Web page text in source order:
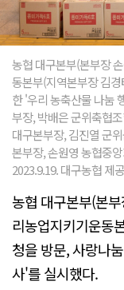
농협 대구본부(본부장
동본부(지역본부장 김
한 '우리 농축산물 나눔
부장, 박배은 군위축협
대구본부장, 김진열 군
본부장, 손원영 농협중
2023.9.19. 대구농협 제공
농협 대구본부(본
리농업지키기운동
청을 방문, 사랑나
사'를 실시했다.